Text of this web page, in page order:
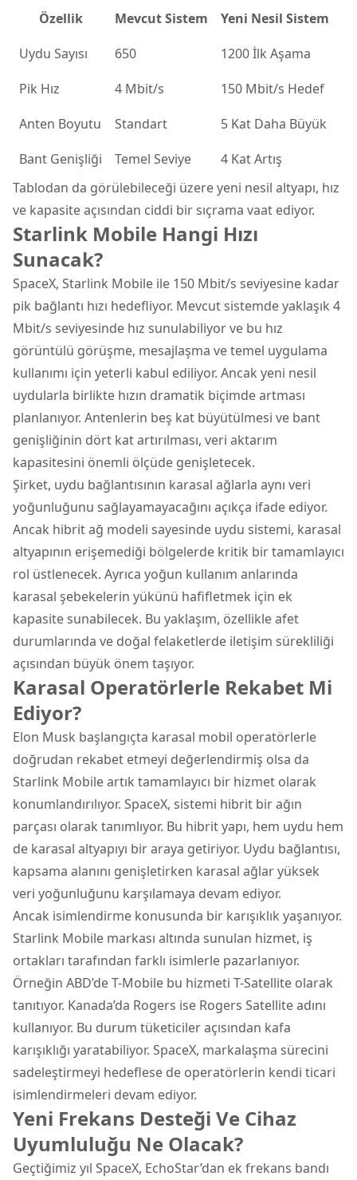
Özellik Mevcut Sistem
Yeni Nesil Sistem
Uydu Sayısı
650
1200 İlk Aşama
Pik Hız
4 Mbit/s
150 Mbit/s Hedef
Anten Boyutu
Standart
5 Kat Daha Büyük
Bant Genişliği
Temel Seviye
4 Kat Artış
Tablodan da görülebileceği üzere yeni nesil altyapı, hız
ve kapasite açısından ciddi bir sıçrama vaat ediyor.
Starlink Mobile Hangi Hızı
Sunacak?
SpaceX, Starlink Mobile ile 150 Mbit/s seviyesine kadar
pik bağlantı hızı hedefliyor. Mevcut sistemde yaklaşık 4
Mbit/s seviyesinde hız sunulabiliyor ve bu hız
görüntülü görüşme, mesajlaşma ve temel uygulama
kullanımı için yeterli kabul ediliyor. Ancak yeni nesil
uydularla birlikte hızın dramatik biçimde artması
planlanıyor. Antenlerin beş kat büyütülmesi ve bant
genişliğinin dört kat artırılması, veri aktarım
kapasitesini önemli ölçüde genişletecek.
Şirket, uydu bağlantısının karasal ağlarla aynı veri
yoğunluğunu sağlayamayacağını açıkça ifade ediyor.
Ancak hibrit ağ modeli sayesinde uydu sistemi, karasal
altyapının erişemediği bölgelerde kritik bir tamamlayıcı
rol üstlenecek. Ayrıca yoğun kullanım anlarında
karasal şebekelerin yükünü hafifletmek için ek
kapasite sunabilecek. Bu yaklaşım, özellikle afet
durumlarında ve doğal felaketlerde iletişim sürekliliği
açısından büyük önem taşıyor.
Karasal Operatörlerle Rekabet Mi
Ediyor?
Elon Musk başlangıçta karasal mobil operatörlerle
doğrudan rekabet etmeyi değerlendirmiş olsa da
Starlink Mobile artık tamamlayıcı bir hizmet olarak
konumlandırılıyor. SpaceX, sistemi hibrit bir ağın
parçası olarak tanımlıyor. Bu hibrit yapı, hem uydu hem
de karasal altyapıyı bir araya getiriyor. Uydu bağlantısı,
kapsama alanını genişletirken karasal ağlar yüksek
veri yoğunluğunu karşılamaya devam ediyor.
Ancak isimlendirme konusunda bir karışıklık yaşanıyor.
Starlink Mobile markası altında sunulan hizmet, iş
ortakları tarafından farklı isimlerle pazarlanıyor.
Örneğin ABD’de T-Mobile bu hizmeti T-Satellite olarak
tanıtıyor. Kanada’da Rogers ise Rogers Satellite adını
kullanıyor. Bu durum tüketiciler açısından kafa
karışıklığı yaratabiliyor. SpaceX, markalaşma sürecini
sadeleştirmeyi hedeflese de operatörlerin kendi ticari
isimlendirmeleri devam ediyor.
Yeni Frekans Desteği Ve Cihaz
Uyumluluğu Ne Olacak?
Geçtiğimiz yıl SpaceX, EchoStar’dan ek frekans bandı